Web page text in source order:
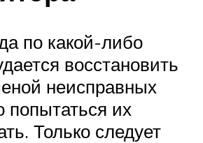
по какой-либо
восстановить
неисправных
попытаться их
Только следует